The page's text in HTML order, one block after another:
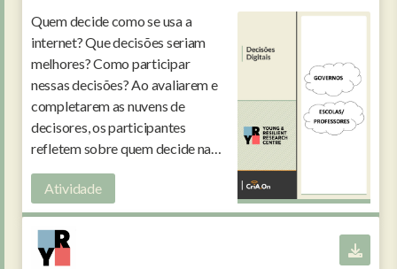
Quem decide como se usa a
internet? Que decisões seriam
melhores? Como participar
nessas decisões? Ao avaliarem e
completarem as nuvens de
decisores, os participantes
refletem sobre quem decide na
internet e como a sua voz deve ser
ouvida.
Atividade